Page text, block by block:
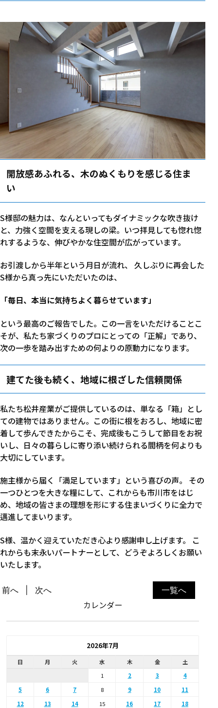
開放感あふれる、木のぬくもりを感じる住ま
い
S様邸の魅力は、なんといってもダイナミックな吹き抜け
と、力強く空間を支える現しの梁。いつ拝見しても惚れ惚
れするような、伸びやかな住空間が広がっています。
お引渡しから半年という月日が流れ、 久しぶりに再会した
S様から真っ先にいただいたのは、
「毎日、本当に気持ちよく暮らせています」
という最高のご報告でした。この一言をいただけることこ
そが、私たち家づくりのプロにとっての「正解」であり、
次の一歩を踏み出すための何よりの原動力になります。
建てた後も続く、地域に根ざした信頼関係
私たち松井産業がご提供しているのは、単なる「箱」とし
ての建物ではありません。この街に根をおろし、地域に密
着して歩んできたからこそ、完成後もこうして節目をお祝
いし、日々の暮らしに寄り添い続けられる間柄を何よりも
大切にしています。
施主様から届く「満足しています」という喜びの声。 その
一つひとつを大きな糧にして、これからも市川市をはじ
め、地域の皆さまの理想を形にする住まいづくりに全力で
邁進してまいります。
S様、温かく迎えていただき心より感謝申し上げます。 こ
れからも末永いパートナーとして、どうぞよろしくお願い
いたします。
一覧へ
前へ 次へ
カレンダー
2026年7月
日 月 火 水 木 金 土
1 2 3
4
5
6 7 8 9 10
11
12
13 14 15 16 17
18